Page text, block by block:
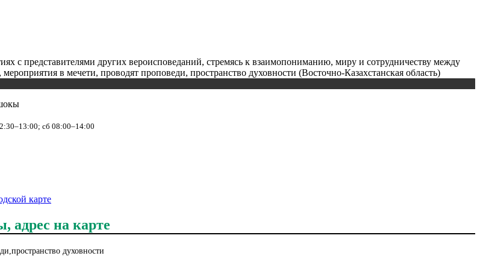
с представителями других вероисповеданий, стремясь к взаимопониманию, миру и сотрудничеству между
в мечети, проводят проповеди, пространство духовности (Восточно-Казахстанская область)
сб 08:00–14:00
карте
адрес на карте
духовности